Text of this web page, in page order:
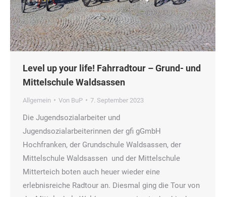
Level up your life! Fahrradtour – Grund- und
Mittelschule Waldsassen
Allgemein Von BuP 7. September 2023
Die Jugendsozialarbeiter und
Jugendsozialarbeiterinnen der gfi gGmbH
Hochfranken, der Grundschule Waldsassen, der
Mittelschule Waldsassen und der Mittelschule
Mitterteich boten auch heuer wieder eine
erlebnisreiche Radtour an. Diesmal ging die Tour von